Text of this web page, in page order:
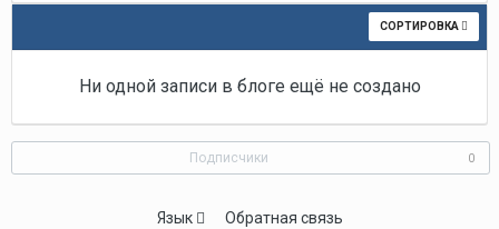
СОРТИРОВКА
Ни одной записи в блоге ещё не создано
Подписчики 0
Язык Обратная связь